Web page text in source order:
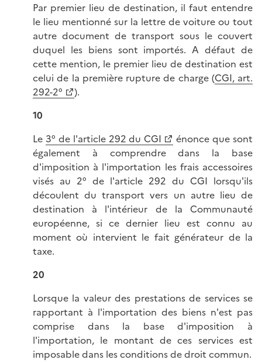
Par premier lieu de destination, il faut entendre
le lieu mentionné sur la lettre de voiture ou tout
autre document de transport sous le couvert
duquel les biens sont importés. A défaut de
cette mention, le premier lieu de destination est
celui de la première rupture de charge (CGI, art.
292-2°
).
10
Le 3° de l'article 292 du CGI
énonce que sont
également à comprendre dans la base
d'imposition à l'importation les frais accessoires
visés au 2° de l'article 292 du CGI lorsqu'ils
découlent du transport vers un autre lieu de
destination à l'intérieur de la Communauté
européenne, si ce dernier lieu est connu au
moment où intervient le fait générateur de la
taxe.
20
Lorsque la valeur des prestations de services se
rapportant à l'importation des biens n'est pas
comprise dans la base d'imposition à
l'importation, le montant de ces services est
imposable dans les conditions de droit commun.